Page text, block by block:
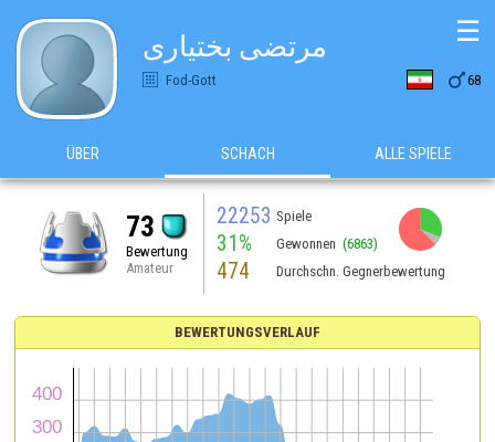
مرتضی بختیاری
Fod-Gott 68
☰
ÜBER SCHACH ALLE SPIELE
73
Bewertung
Amateur
22253 Spiele
31% Gewonnen (6863)
474 Durchschn. Gegnerbewertung
BEWERTUNGSVERLAUF